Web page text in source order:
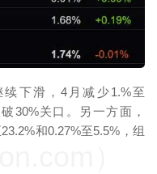
下滑，4月减少1.%至
30%关口。另一方面，
和0.27%至5.5%，组
）